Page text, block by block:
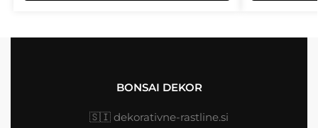
BONSAI DEKOR
🇸🇮 dekorativne-rastline.si